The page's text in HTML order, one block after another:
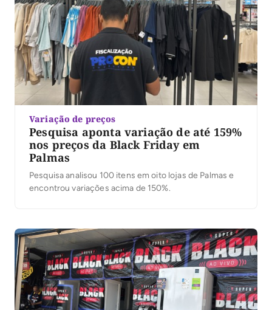
Variação de preços
Pesquisa aponta variação de até 159%
nos preços da Black Friday em
Palmas
Pesquisa analisou 100 itens em oito lojas de Palmas e
encontrou variações acima de 150%.